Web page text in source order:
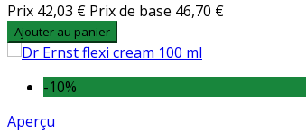
Prix 42,03 € Prix de base 46,70 €
Ajouter au panier
-10%
Aperçu